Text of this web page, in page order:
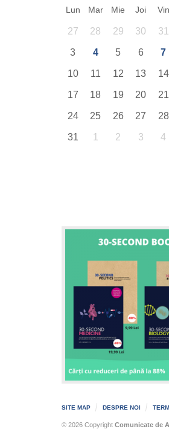
Lun Mar Mie Joi Vin
27 28 29 30 31
3 4 5 6 7
10 11 12 13 14
17 18 19 20 21
24 25 26 27 28
31 1 2 3 4
SITE MAP DESPRE NOI
© 2026 Copyright Comunicate de